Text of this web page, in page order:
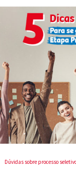
Dúvidas sobre processo